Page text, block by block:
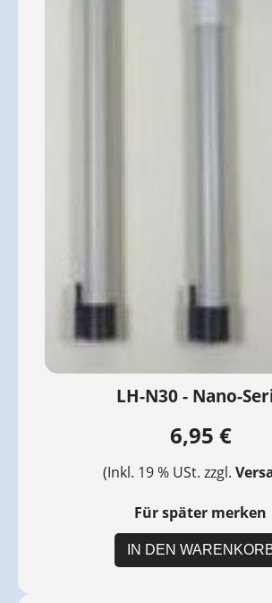
LH-N30 - Nano-
6,95 €
(Inkl. 19 % USt. zzgl.
Für später merken
IN DEN